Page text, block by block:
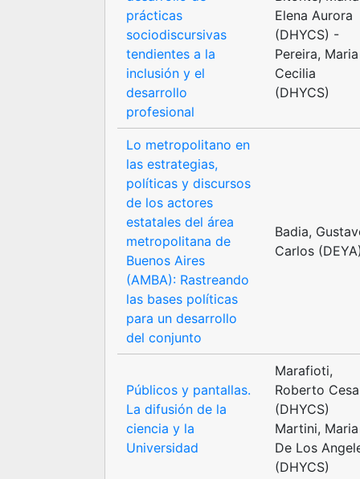
prácticas
sociodiscursivas
tendientes a la
inclusión y el
desarrollo
profesional
Elena Aurora
(DHYCS) -
Pereira, Maria
Cecilia
(DHYCS)
Lo metropolitano en
las estrategias,
políticas y discursos
de los actores
estatales del área
metropolitana de
Buenos Aires
(AMBA): Rastreando
las bases políticas
para un desarrollo
del conjunto
Badia,
Carlos
Públicos y pantallas.
La difusión de la
ciencia y la
Universidad
Marafioti,
Roberto
(DHYCS)
Martini, Maria
De Los
(DHYCS)